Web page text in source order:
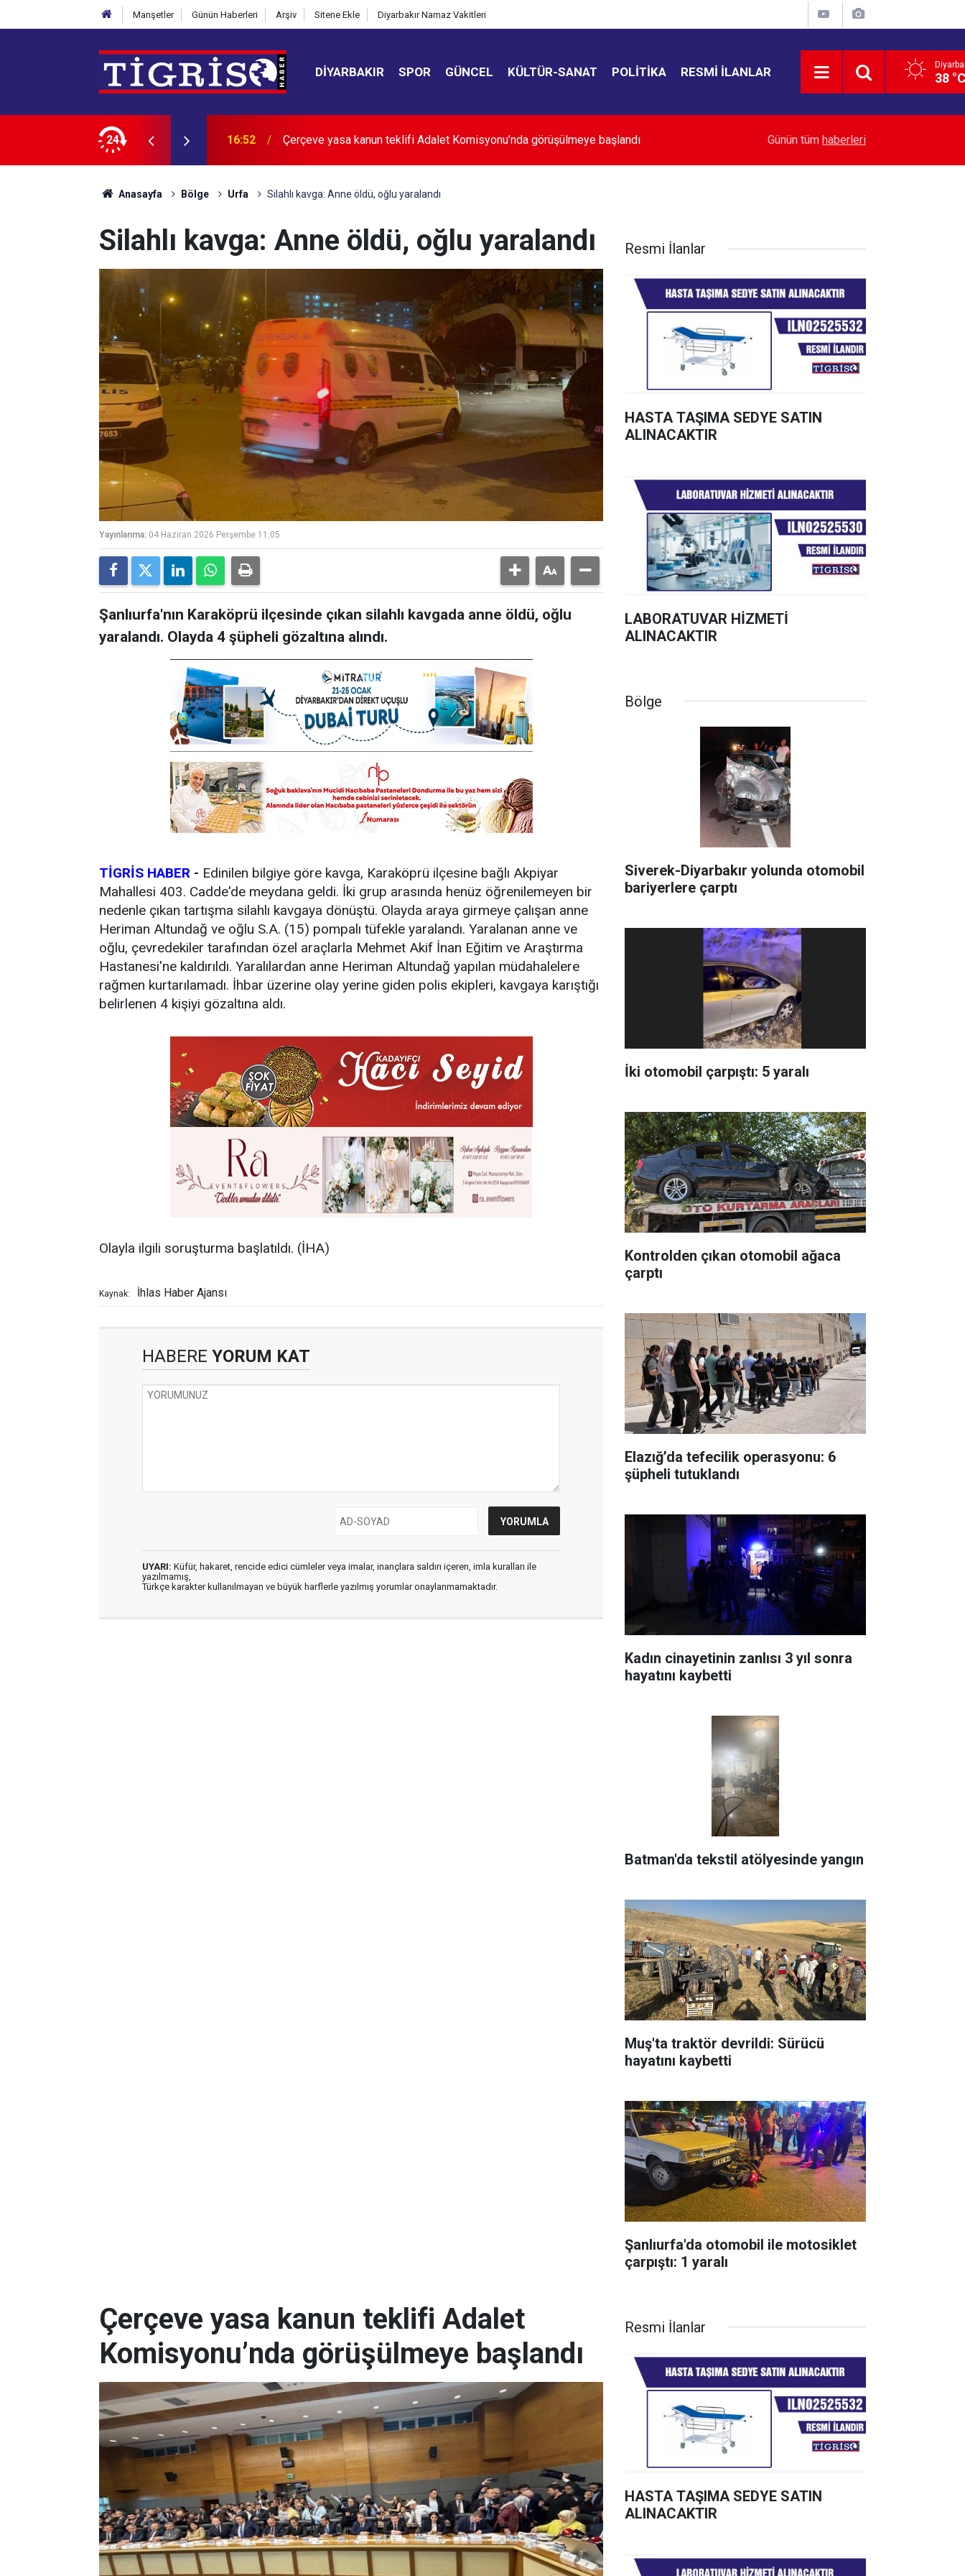
Manşetler Günün Haberleri Arşiv Sitene Ekle Diyarbakır Namaz Vakitleri
DIYARBAKIR SPOR GÜNCEL KÜLTÜR-SANAT POLITIKA RESMI İLANLAR 38
24
görüşülmeye başlandı 16:41 Yeşil arıkuşunun, Yusufçuk keyfi! 28 ilde CHP’li başkan kalmadı
Günün tüm haberleri
Anasayfa Bölge Urfa Silahlı kavga: Anne öldü, oğlu yaralandı
Silahlı kavga: Anne öldü, oğlu yaralandı
Yayınlanma: 04 Haziran 2026 Perşembe 11:05
Şanlıurfa'nın Karaköprü ilçesinde çıkan silahlı kavgada anne öldü, oğlu
yaralandı. Olayda 4 şüpheli gözaltına alındı.
TİGRİS HABER - Edinilen bilgiye göre kavga, Karaköprü ilçesine bağlı Akpiyar
Mahallesi 403. Cadde'de meydana geldi. İki grup arasında henüz öğrenilemeyen bir
nedenle çıkan tartışma silahlı kavgaya dönüştü. Olayda araya girmeye çalışan anne
Heriman Altundağ ve oğlu S.A. (15) pompalı tüfekle yaralandı. Yaralanan anne ve
oğlu, çevredekiler tarafından özel araçlarla Mehmet Akif İnan Eğitim ve Araştırma
Hastanesi'ne kaldırıldı. Yaralılardan anne Heriman Altundağ yapılan müdahalelere
rağmen kurtarılamadı. İhbar üzerine olay yerine giden polis ekipleri, kavgaya karıştığı
belirlenen 4 kişiyi gözaltına aldı.
Olayla ilgili soruşturma başlatıldı. (İHA)
Kaynak: İhlas Haber Ajansı
HABERE YORUM KAT
UYARI: Küfür, hakaret, rencide edici cümleler veya imalar, inançlara saldırı içeren, imla kuralları ile
yazılmamış,
Türkçe karakter kullanılmayan ve büyük harflerle yazılmış yorumlar onaylanmamaktadır.
Resmi İlanlar
HASTA TAŞIMA SEDYE SATIN
ALINACAKTIR
LABORATUVAR HİZMETİ
ALINACAKTIR
Bölge
Siverek-Diyarbakır yolunda otomobil
bariyerlere çarptı
İki otomobil çarpıştı: 5 yaralı
Kontrolden çıkan otomobil ağaca
çarptı
Elazığ’da tefecilik operasyonu: 6
şüpheli tutuklandı
Kadın cinayetinin zanlısı 3 yıl sonra
hayatını kaybetti
Batman'da tekstil atölyesinde yangın
Muş'ta traktör devrildi: Sürücü
hayatını kaybetti
Şanlıurfa'da otomobil ile motosiklet
çarpıştı: 1 yaralı
Çerçeve yasa kanun teklifi Adalet
Komisyonu’nda görüşülmeye başlandı
Resmi İlanlar
HASTA TAŞIMA SEDYE SATIN
ALINACAKTIR